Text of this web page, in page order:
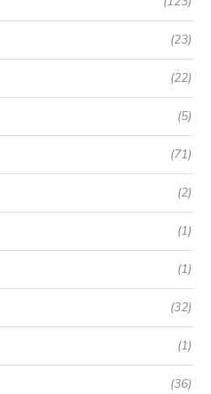
(23)
(22)
(5)
(71)
(2)
(1)
(1)
(32)
(1)
(36)